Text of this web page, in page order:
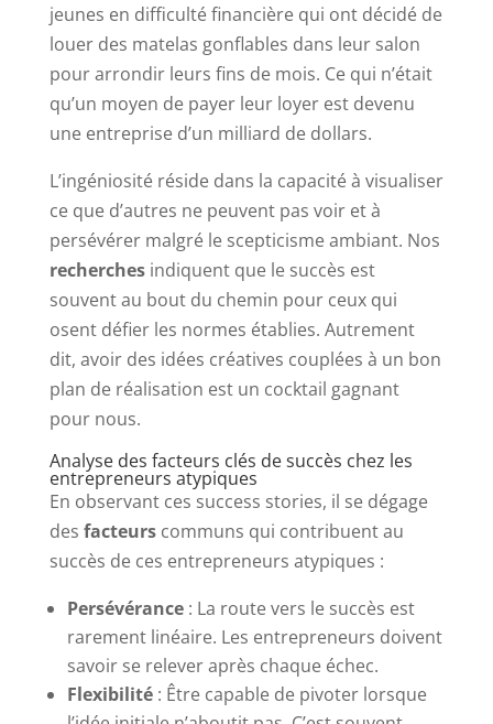
jeunes en difficulté financière qui ont décidé de
louer des matelas gonflables dans leur salon
pour arrondir leurs fins de mois. Ce qui n’était
qu’un moyen de payer leur loyer est devenu
une entreprise d’un milliard de dollars.
L’ingéniosité réside dans la capacité à visualiser
ce que d’autres ne peuvent pas voir et à
persévérer malgré le scepticisme ambiant. Nos
recherchesindiquent que le succès est
souvent au bout du chemin pour ceux qui
osent défier les normes établies. Autrement
dit, avoir des idées créatives couplées à un bon
plan de réalisation est un cocktail gagnant
pour nous.
Analyse des facteurs clés de succès chez les
entrepreneurs atypiques
En observant ces success stories, il se dégage
des facteurscommuns qui contribuent au
succès de ces entrepreneurs atypiques :
Persévérance: La route vers le succès est
rarement linéaire. Les entrepreneurs doivent
savoir se relever après chaque échec.
Flexibilité: Être capable de pivoter lorsque